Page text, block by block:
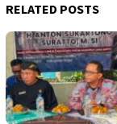
RELATED POSTS